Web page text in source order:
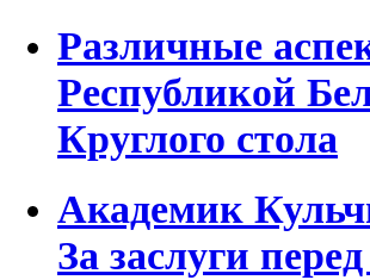
Различные
Республикой
Круглого стола
Академик
За заслуги